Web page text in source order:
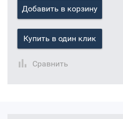
Добавить в корзину
Купить в один клик
Сравнить